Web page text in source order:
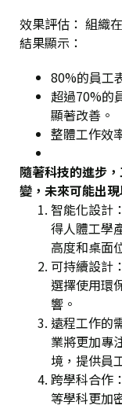
效果評估 ： 組織
結果顯示：
80%的員工
超過70%的
顯著改善。
整體工作效
隨著科技的進步
變，未來可能出現
智能化設計
得人體工學
高度和桌面
可持續設計
選擇使用環
響。
遠程工作的
業將更加專
境，提供員
跨學科合作
等學科更加